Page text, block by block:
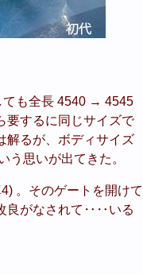
ても全長 4540 → 4545
要するに同じサイズで
解るが、ボディサイズ
う思いが出てきた。
。そのゲートを開けて
良がなされて‥‥いる